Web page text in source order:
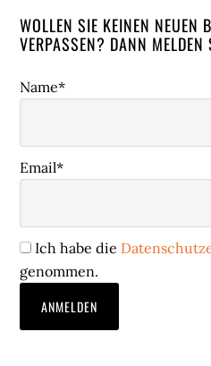
WOLLEN SIE KEINEN NEUEN
VERPASSEN? DANN
Name*
Email*
Ich habe die
genommen.